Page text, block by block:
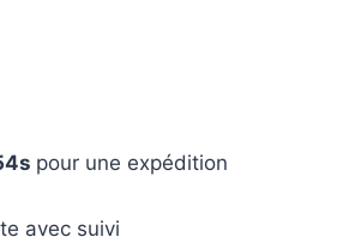
pour une expédition
avec suivi